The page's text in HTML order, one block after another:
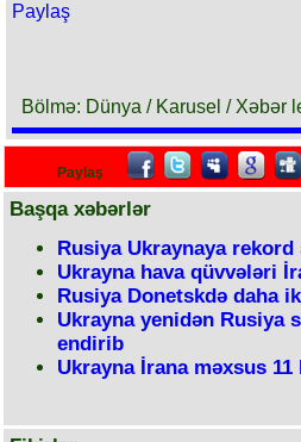
Paylaş
Bölmə: Dünya / Karusel / Xəbər
Paylaş
Başqa xəbərlər
Rusiya Ukraynaya rekord
Ukrayna hava qüvvələri
Rusiya Donetskdə daha
Ukrayna yenidən Rusiya
endirib
Ukrayna İrana məxsus 11